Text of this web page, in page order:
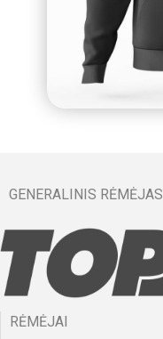
GENERALINIS RĖMĖJAS
RĖMĖJAI